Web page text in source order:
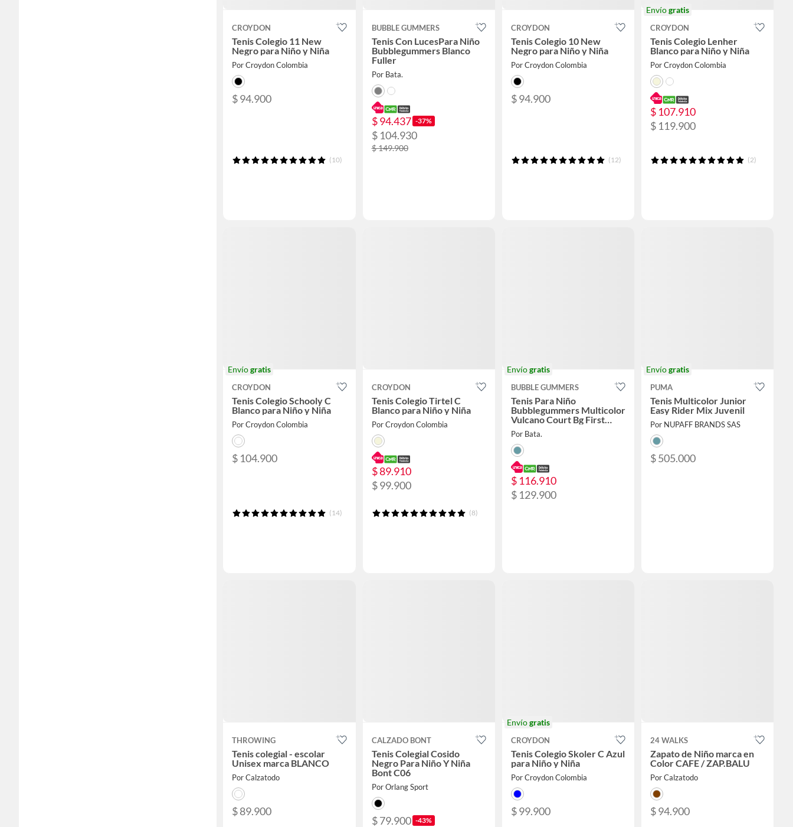
CROYDON
Tenis Colegio 11 New
Negro para Niño y Niña
Por Croydon Colombia
$ 94.900
(10)
BUBBLE GUMMERS
Tenis Con LucesPara Niño
Bubblegummers Blanco
Fuller
Por Bata.
$ 94.437 -37%
$ 104.930
$ 149.900
CROYDON
Tenis Colegio 10 New
Negro para Niño y Niña
Por Croydon Colombia
$ 94.900
(12)
Envíogratis
CROYDON
Tenis Colegio Lenher
Blanco para Niño y Niña
Por Croydon Colombia
$ 107.910
$ 119.900
(2)
Envíogratis
CROYDON
Tenis Colegio Schooly C
Blanco para Niño y Niña
Por Croydon Colombia
$ 104.900
(14)
CROYDON
Tenis Colegio Tirtel C
Blanco para Niño y Niña
Por Croydon Colombia
$ 89.910
$ 99.900
(8)
Envíogratis
BUBBLE GUMMERS
Tenis Para Niño
Bubblegummers Multicolor
Vulcano Court Bg First
Step Boys 1 +
Por Bata.
$ 116.910
$ 129.900
Envíogratis
PUMA
Tenis Multicolor Junior
Easy Rider Mix Juvenil
Por NUPAFF BRANDS SAS
$ 505.000
THROWING
Tenis colegial - escolar
Unisex marca BLANCO
Por Calzatodo
$ 89.900
CALZADO BONT
Tenis Colegial Cosido
Negro Para Niño Y Niña
Bont C06
Por Orlang Sport
$ 79.900 -43%
Envíogratis
CROYDON
Tenis Colegio Skoler C Azul
para Niño y Niña
Por Croydon Colombia
$ 99.900
24 WALKS
Zapato de Niño marca en
Color CAFE / ZAP.BALU
Por Calzatodo
$ 94.900